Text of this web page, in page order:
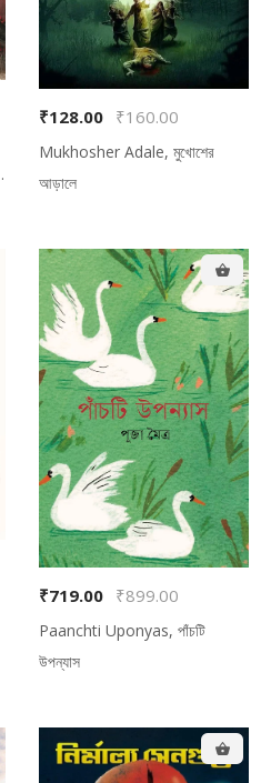
₹128.00 ₹160.00
Mukhosher Adale, মুখোশের
আড়ালে
₹719.00 ₹899.00
Paanchti Uponyas, পাঁচটি
উপন্যাস